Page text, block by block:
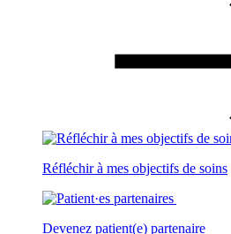
Réfléchir à mes objectifs de soins
Devenez patient(e) partenaire